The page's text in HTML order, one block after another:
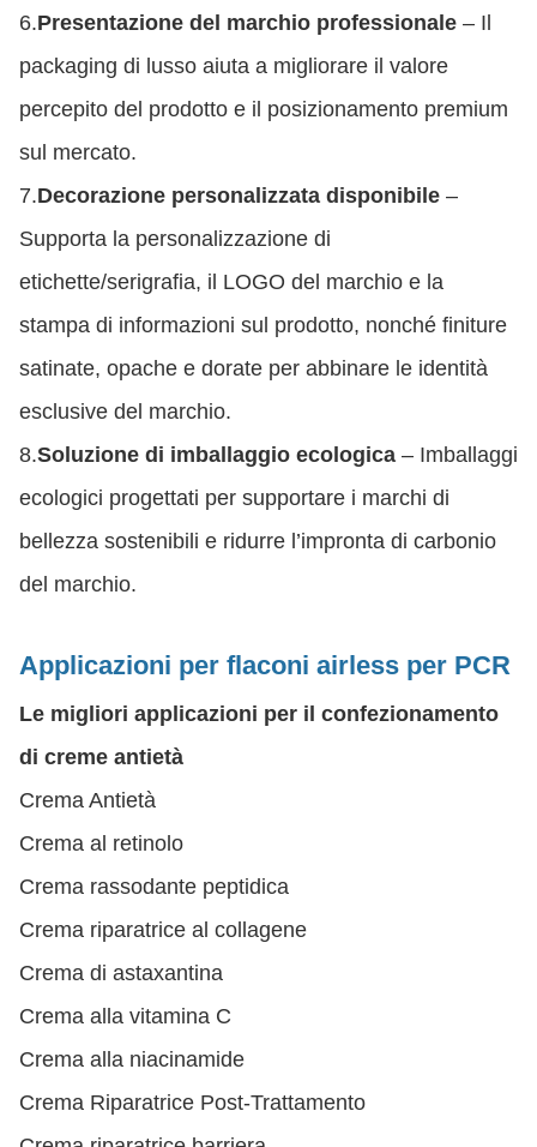
6.Presentazione del marchio professionale – Il
packaging di lusso aiuta a migliorare il valore
percepito del prodotto e il posizionamento premium
sul mercato.
7.Decorazione personalizzata disponibile –
Supporta la personalizzazione di
etichette/serigrafia, il LOGO del marchio e la
stampa di informazioni sul prodotto, nonché finiture
satinate, opache e dorate per abbinare le identità
esclusive del marchio.
8.Soluzione di imballaggio ecologica – Imballaggi
ecologici progettati per supportare i marchi di
bellezza sostenibili e ridurre l’impronta di carbonio
del marchio.
Applicazioni per flaconi airless per PCR
Le migliori applicazioni per il confezionamento
di creme antietà
Crema Antietà
Crema al retinolo
Crema rassodante peptidica
Crema riparatrice al collagene
Crema di astaxantina
Crema alla vitamina C
Crema alla niacinamide
Crema Riparatrice Post-Trattamento